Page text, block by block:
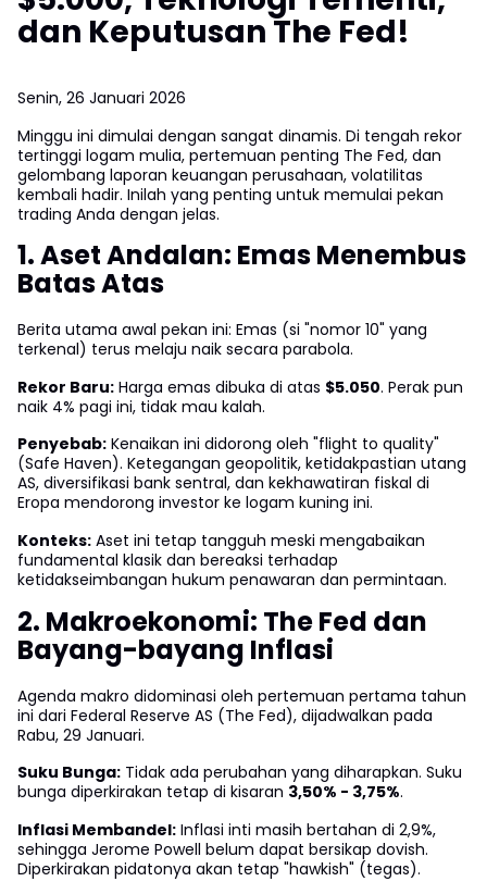
dan Keputusan The Fed!
Senin, 26 Januari 2026
Minggu ini dimulai dengan sangat dinamis. Di tengah rekor
tertinggi logam mulia, pertemuan penting The Fed, dan
gelombang laporan keuangan perusahaan, volatilitas
kembali hadir. Inilah yang penting untuk memulai pekan
trading Anda dengan jelas.
1. Aset Andalan: Emas Menembus
Batas Atas
Berita utama awal pekan ini: Emas (si "nomor 10" yang
terkenal) terus melaju naik secara parabola.
Rekor Baru: Harga emas dibuka di atas $5.050. Perak pun
naik 4% pagi ini, tidak mau kalah.
Penyebab: Kenaikan ini didorong oleh "flight to quality"
(Safe Haven). Ketegangan geopolitik, ketidakpastian utang
AS, diversifikasi bank sentral, dan kekhawatiran fiskal di
Eropa mendorong investor ke logam kuning ini.
Konteks: Aset ini tetap tangguh meski mengabaikan
fundamental klasik dan bereaksi terhadap
ketidakseimbangan hukum penawaran dan permintaan.
2. Makroekonomi: The Fed dan
Bayang-bayang Inflasi
Agenda makro didominasi oleh pertemuan pertama tahun
ini dari Federal Reserve AS (The Fed), dijadwalkan pada
Rabu, 29 Januari.
Suku Bunga: Tidak ada perubahan yang diharapkan. Suku
bunga diperkirakan tetap di kisaran 3,50% - 3,75%.
Inflasi Membandel: Inflasi inti masih bertahan di 2,9%,
sehingga Jerome Powell belum dapat bersikap dovish.
Diperkirakan pidatonya akan tetap "hawkish" (tegas).